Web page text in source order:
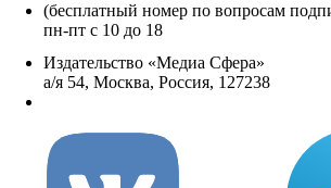
(бесплатный номер по вопросам
пн-пт с 10 до 18
Издательство «Медиа Сфера»
а/я 54, Москва, Россия, 127238